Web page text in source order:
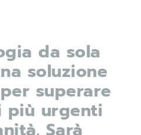
da sola
soluzione
superare
più urgenti